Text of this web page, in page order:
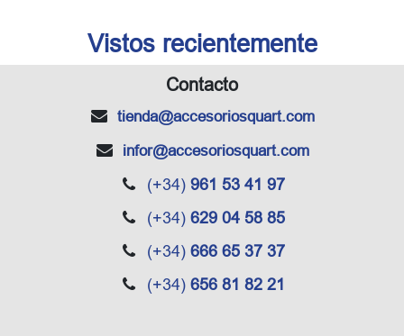
Vistos recientemente
Contacto
tienda@accesoriosquart.com
infor@accesoriosquart.com
(+34) 961 53 41 97
(+34) 629 04 58 85
(+34) 666 65 37 37
(+34) 656 81 82 21